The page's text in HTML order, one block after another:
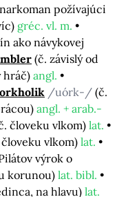
požívajúci
gréc. vl. m.
ako návykovej
(č. závislý od
hráč) angl.
/uórk-/ (č.
angl. + arab.-
človeku vlkom) lat.
vlkom)lat.
výrok o
korunou) lat. bibl.
na hlavu) lat.